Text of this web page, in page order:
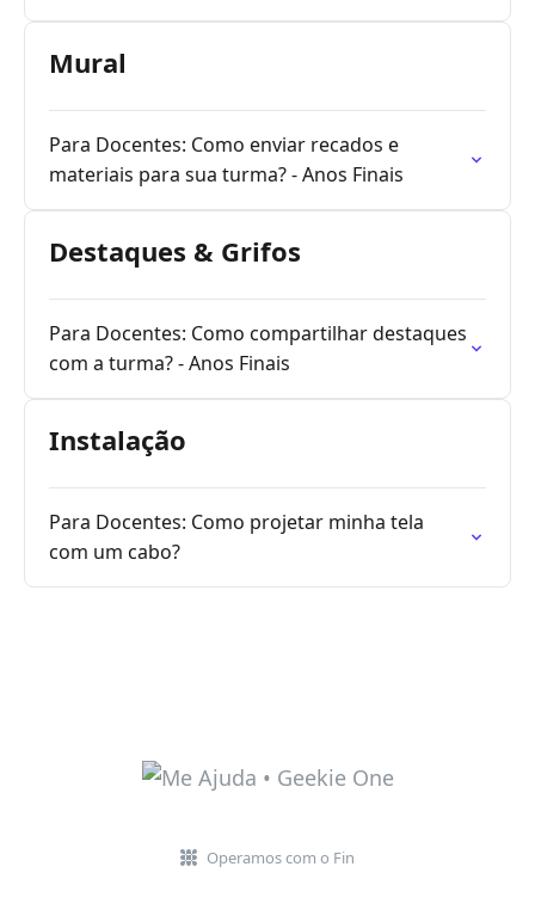
Mural
Para Docentes: Como enviar recados e
materiais para sua turma? - Anos Finais
Destaques & Grifos
Para Docentes: Como compartilhar destaques
com a turma? - Anos Finais
Instalação
Para Docentes: Como projetar minha tela
com um cabo?
Operamos com o Fin